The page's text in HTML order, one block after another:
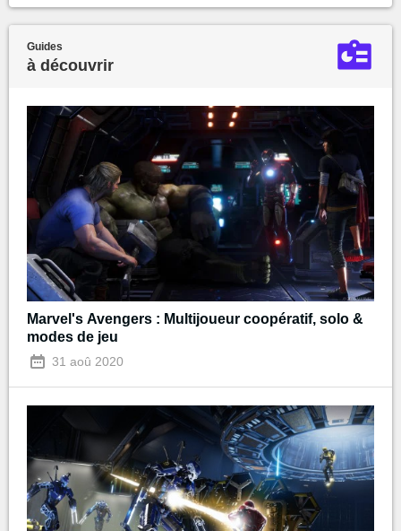
Guides
à découvrir
Marvel's Avengers : Multijoueur coopératif, solo &
modes de jeu
31 aoû 2020